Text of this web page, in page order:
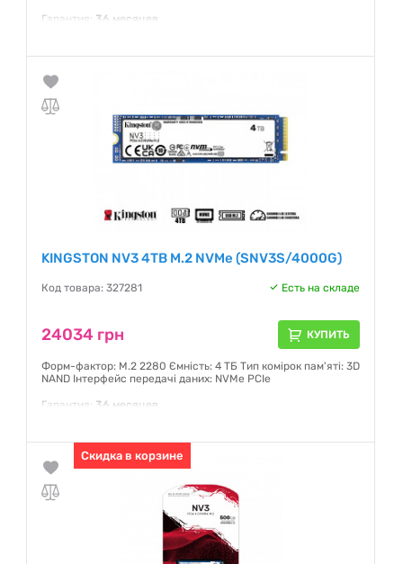
Гарантия: 36 месяцев
KINGSTON NV3 4TB M.2 NVMe (SNV3S/4000G)
Код товара: 327281 Есть на складе
24034 грн КУПИТЬ
Форм-фактор: M.2 2280 Ємність: 4 ТБ Тип комірок пам'яті: 3D
NAND Інтерфейс передачі даних: NVMe PCIe
Гарантия: 36 месяцев
Скидка в корзине